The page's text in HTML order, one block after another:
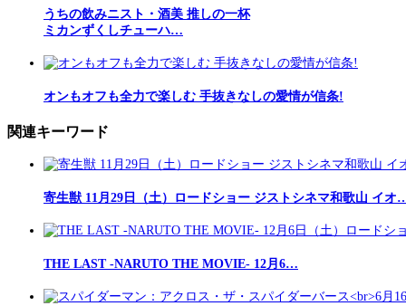
うちの飲みニスト・酒美 推しの一杯
ミカンずくしチューハ…
オンもオフも全力で楽しむ 手抜きなしの愛情が信条!
関連キーワード
寄生獣 11月29日（土）ロードショー ジストシネマ和歌山 イオ
THE LAST -NARUTO THE MOVIE- 12月6…